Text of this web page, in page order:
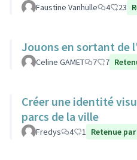
Faustine Vanhulle 4 23
Jouons en sortant de
Celine GAMET 7 7
Créer une identité
parcs de la ville
Fredys 4 1 Retenue